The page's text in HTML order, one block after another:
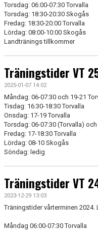
Torsdag: 06:00-07:30 Torvalla
Torsdag: 18:30-20:30 Skogås
Fredag: 18:30-20:00 Torvalla
Lördag: 08:00-10:00 Skogås
Landtränings tillkommer
Träningstider VT
2025-01-07 14:02
Måndag: 06-07:30 och 19-21
Tisdag: 16:30-18:30 Torvalla
Onsdag: 17-19 Torvalla
Torsdag: 06-07:30 (Torvalla)
Fredag: 17-18:30 Torvalla
Lördag: 08-10 Skogås
Söndag: ledig
Träningstider VT
2023-12-29 13:03
Träningstider vårterminen
Måndag 06:00-07:30 Torvalla